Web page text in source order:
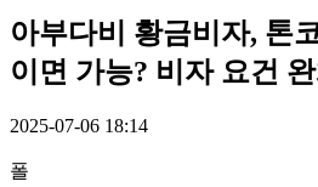
아부다비 황금비자, 톤
이면 가능? 비자 요건
2025-07-06 18:14
폴